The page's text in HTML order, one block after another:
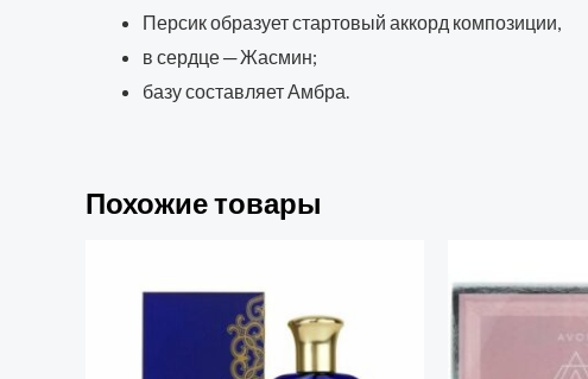
Персик образует стартовый аккорд композиции,
в сердце ─ Жасмин;
базу составляет Амбра.
Похожие товары